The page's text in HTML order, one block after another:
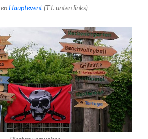
Hauptevent (TJ. unten links)